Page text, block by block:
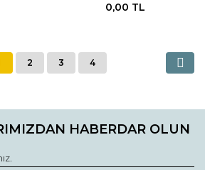
0,00 TL
2 3 4
HABERDAR OLUN